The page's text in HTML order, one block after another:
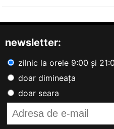
newsletter:
zilnic la orele 9:00 și
doar dimineața
doar seara